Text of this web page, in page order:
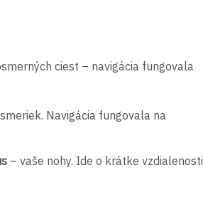
ciest – navigácia fungovala
Navigácia fungovala na
– vaše nohy. Ide o krátke vzdialenosti